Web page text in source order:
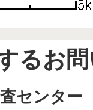
るお
センター